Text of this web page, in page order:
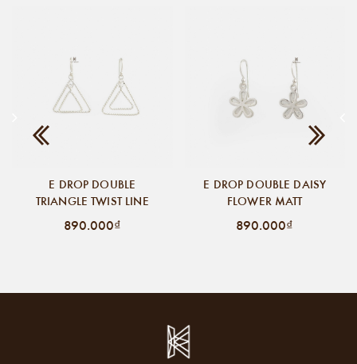
E DROP DOUBLE
TRIANGLE TWIST LINE
890.000₫
E DROP DOUBLE DAISY
FLOWER MATT
890.000₫